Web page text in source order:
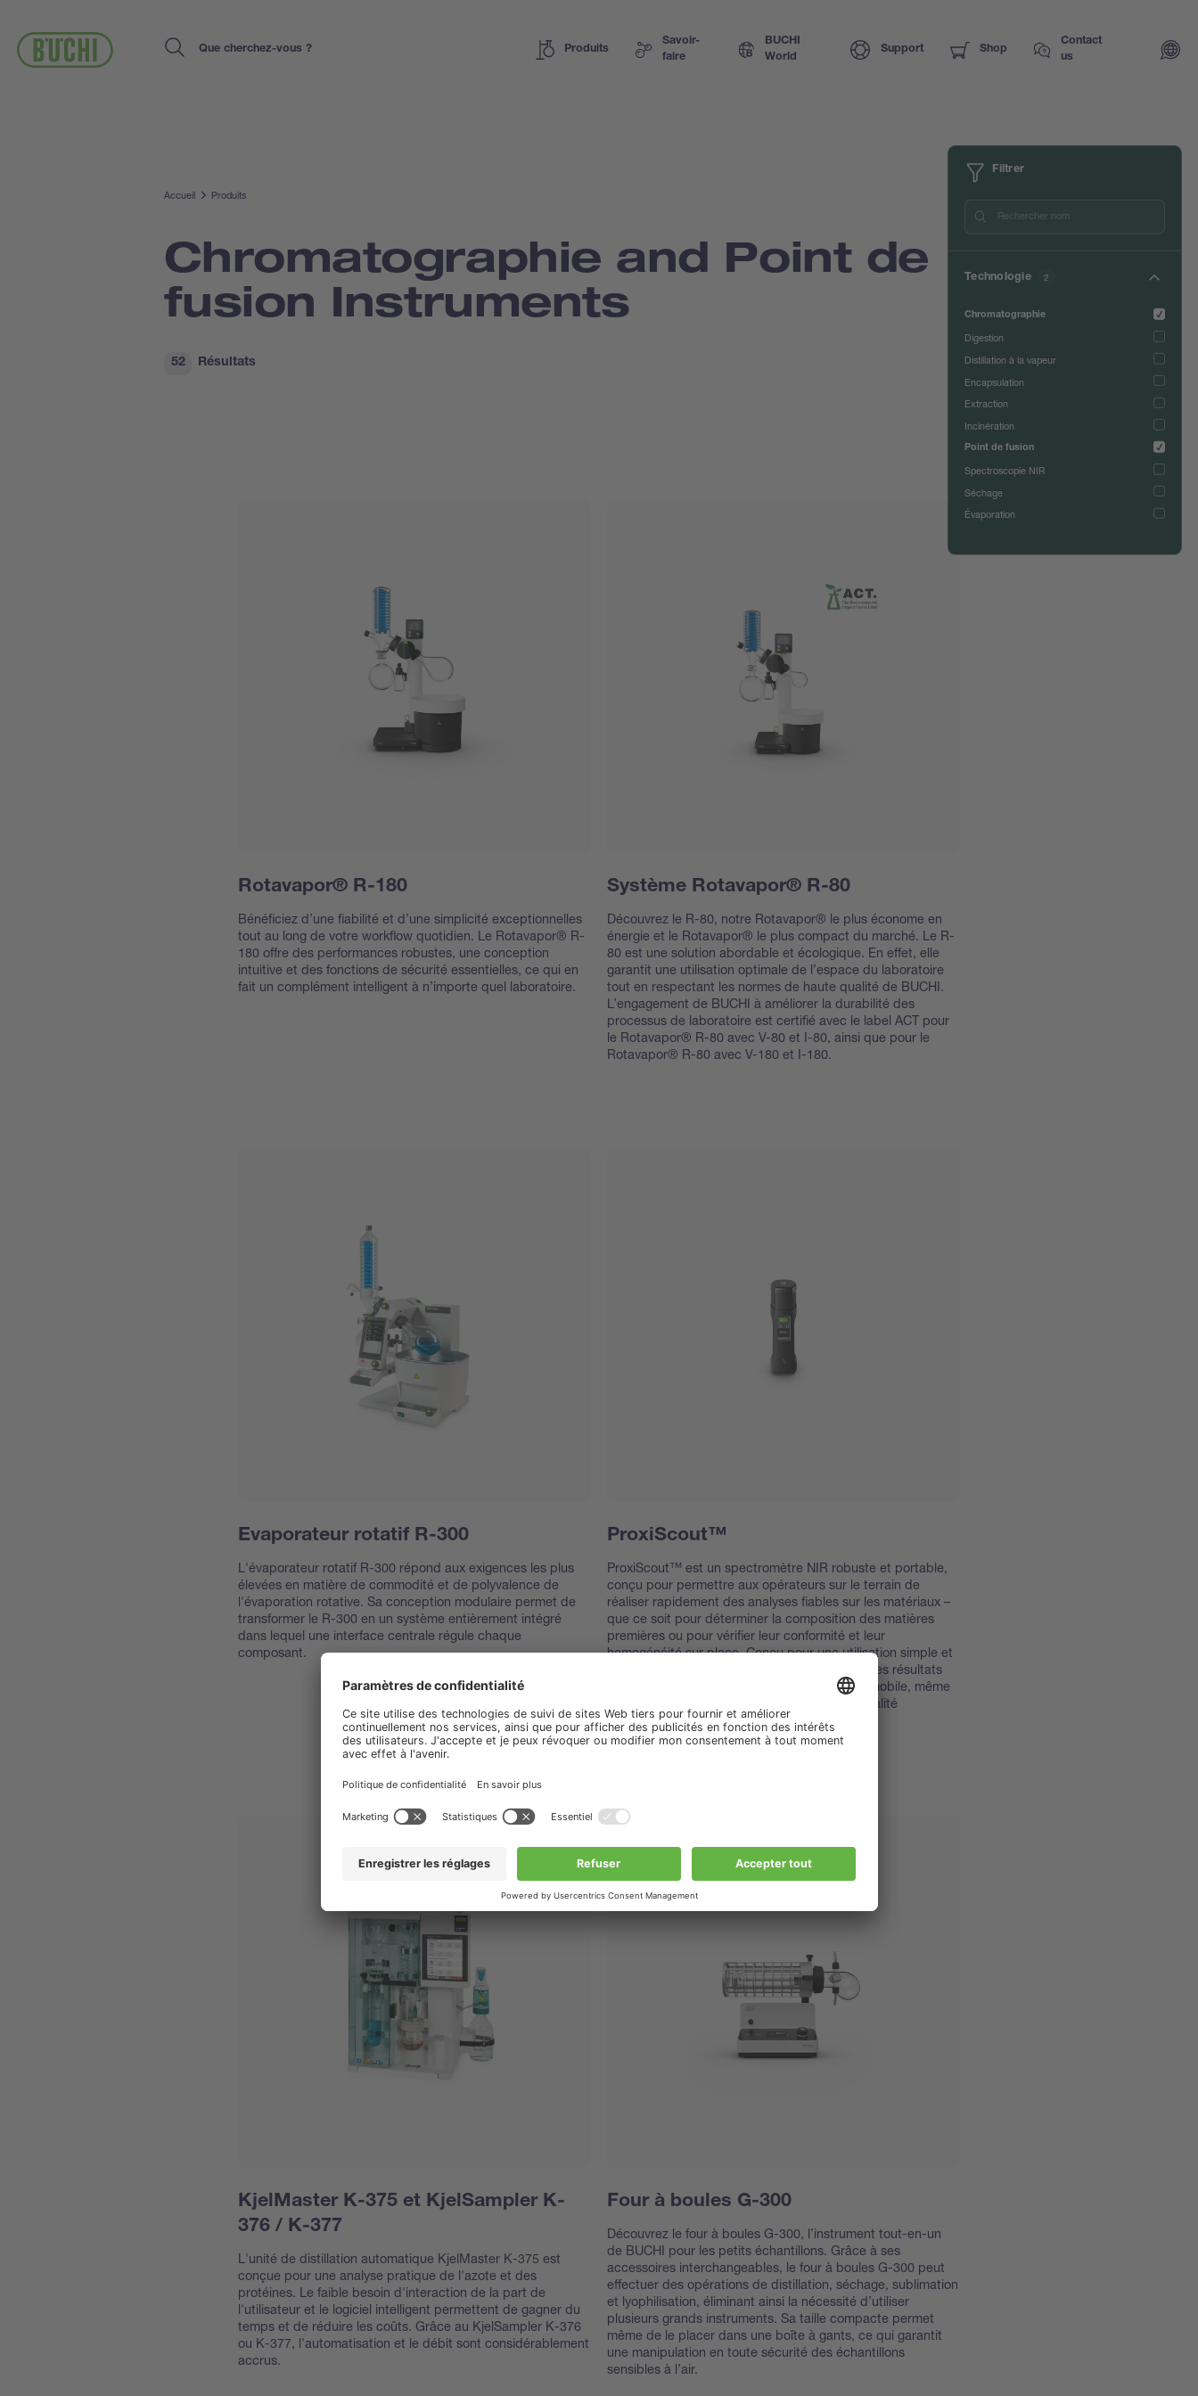
contenu
principal
Search
Produits
Savoir-
faire
BUCHI
World
Support Shop
Contact
us
Filtrer
Technologie 2
Chromatographie
Digestion
Distillation à la vapeur
Encapsulation
Extraction
Incinération
Point de fusion
Spectroscopie NIR
Séchage
Évaporation
Accueil Produits
Chromatographie and Point de
fusion Instruments
Résultats
52
Rotavapor® R-180
Bénéficiez d’une fiabilité et d’une simplicité exceptionnelles
tout au long de votre workflow quotidien. Le Rotavapor® R-
180 offre des performances robustes, une conception
intuitive et des fonctions de sécurité essentielles, ce qui en
fait un complément intelligent à n’importe quel laboratoire.
Système Rotavapor® R-80
Découvrez le R-80, notre Rotavapor® le plus économe en
énergie et le Rotavapor® le plus compact du marché. Le R-
80 est une solution abordable et écologique. En effet, elle
garantit une utilisation optimale de l’espace du laboratoire
tout en respectant les normes de haute qualité de BUCHI.
L’engagement de BUCHI à améliorer la durabilité des
processus de laboratoire est certifié avec le label ACT pour
le Rotavapor® R-80 avec V-80 et I-80, ainsi que pour le
Rotavapor® R-80 avec V-180 et I-180.
Evaporateur rotatif R-300
L'évaporateur rotatif R-300 répond aux exigences les plus
élevées en matière de commodité et de polyvalence de
l'évaporation rotative. Sa conception modulaire permet de
transformer le R-300 en un système entièrement intégré
dans lequel une interface centrale régule chaque
composant.
ProxiScout™
ProxiScout™ est un spectromètre NIR robuste et portable,
conçu pour permettre aux opérateurs sur le terrain de
réaliser rapidement des analyses fiables sur les matériaux –
que ce soit pour déterminer la composition des matières
premières ou pour vérifier leur conformité et leur
homogénéité sur place. Conçu pour une utilisation simple et
une intégration fluide dans les flux de travail, des résultats
instantanés sont disponibles via l'application mobile, même
hors ligne, vous offrant des informations de qualité
laboratoire où que vous soyez.
KjelMaster K-375 et KjelSampler K-
376 / K-377
L'unité de distillation automatique KjelMaster K-375 est
conçue pour une analyse pratique de l'azote et des
protéines. Le faible besoin d'interaction de la part de
l'utilisateur et le logiciel intelligent permettent de gagner du
temps et de réduire les coûts. Grâce au KjelSampler K-376
ou K-377, l'automatisation et le débit sont considérablement
accrus.
Four à boules G-300
Découvrez le four à boules G-300, l’instrument tout-en-un
de BUCHI pour les petits échantillons. Grâce à ses
accessoires interchangeables, le four à boules G-300 peut
effectuer des opérations de distillation, séchage, sublimation
et lyophilisation, éliminant ainsi la nécessité d’utiliser
plusieurs grands instruments. Sa taille compacte permet
même de le placer dans une boîte à gants, ce qui garantit
une manipulation en toute sécurité des échantillons
sensibles à l’air.